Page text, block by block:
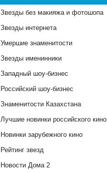
Звезды без макияжа и фотошопа
Звезды интернета
Умершие знаменитости
Звезды именинники
Западный шоу-бизнес
Российский шоу-бизнес
Знаменитости Казахстана
Лучшие новинки российского кино
Новинки зарубежного кино
Рейтинг звезд
Новости Дома 2